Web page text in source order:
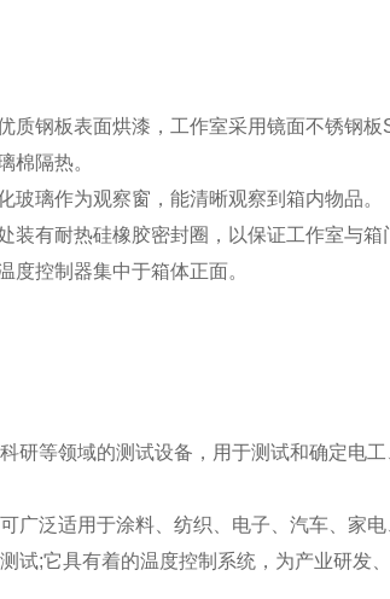
质钢板表面烘漆，工作室采用镜面不锈钢板
棉隔热。
玻璃作为观察窗，能清晰观察到箱内物品。
装有耐热硅橡胶密封圈，以保证工作室与箱
度控制器集中于箱体正面。
研等领域的测试设备，用于测试和确定电
广泛适用于涂料、纺织、电子、汽车、家
试;它具有着的温度控制系统，为产业研发